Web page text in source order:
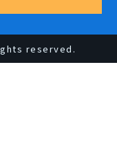
reserved.